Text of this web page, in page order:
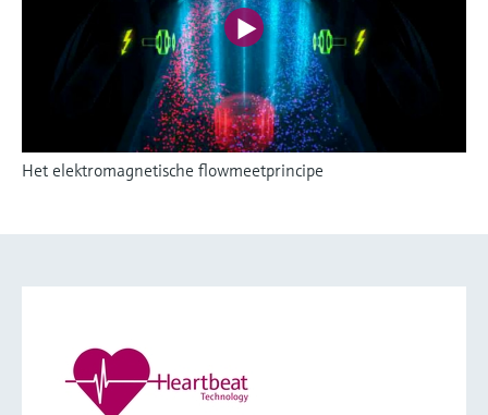
Het elektromagnetische flowmeetprincipe